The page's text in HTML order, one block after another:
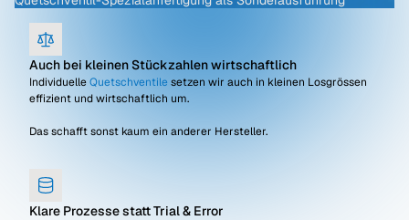
Auch bei kleinen Stückzahlen wirtschaftlich
IndividuelleQuetschventile setzen wir auch in kleinen Losgrössen
effizient und wirtschaftlich um.
Das schafft sonst kaum ein anderer Hersteller.
Klare Prozesse statt Trial & Error